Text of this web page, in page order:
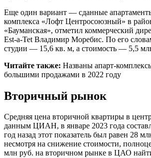
Еще один вариант — сданные
комплекса «Лофт Центросоюзный» в
«Бауманская», отметил коммерческий
Est-a-Tet Владимир Моребис. По его
студии — 15,6 кв. м, а стоимость — 5,5
Читайте также: Названы апарт-
большими продажами в 2022 году
Вторичный рынок
Средняя цена вторичной квартиры в
данным ЦИАН, в январе 2023 года
год назад этот показатель был равен 28
несмотря на снижение стоимости,
млн руб. на вторичном рынке в ЦАО